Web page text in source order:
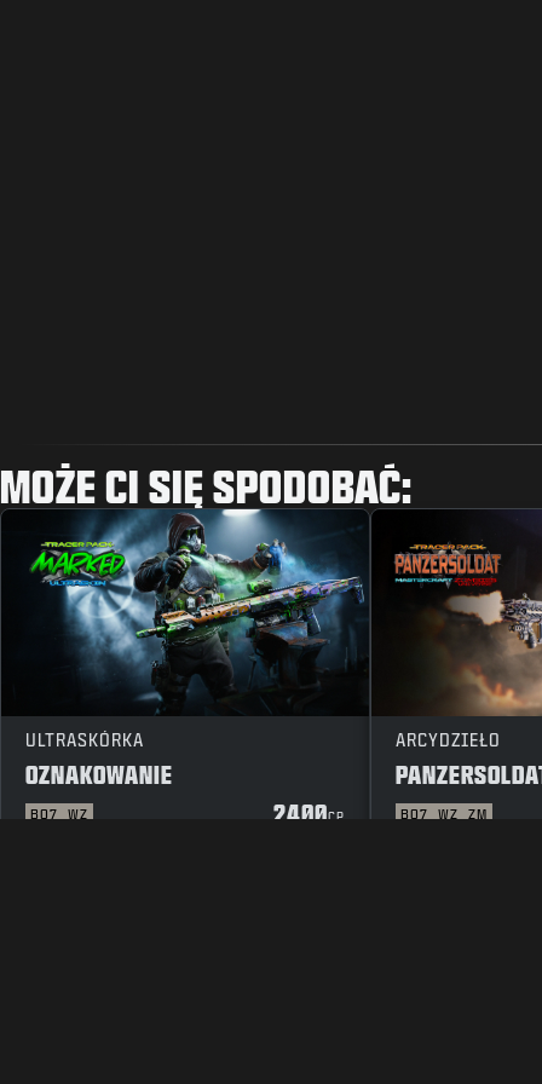
MOŻE CI SIĘ SPODOBAĆ:
ULTRASKÓRKA
OZNAKOWANIE
BO7 WZ 2400CP
ARCYDZIEŁO
BO7 WZ ZM